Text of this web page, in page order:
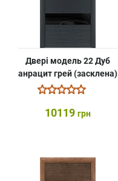
Двері модель 22 Дуб
анрацит грей (засклена)
10119 грн